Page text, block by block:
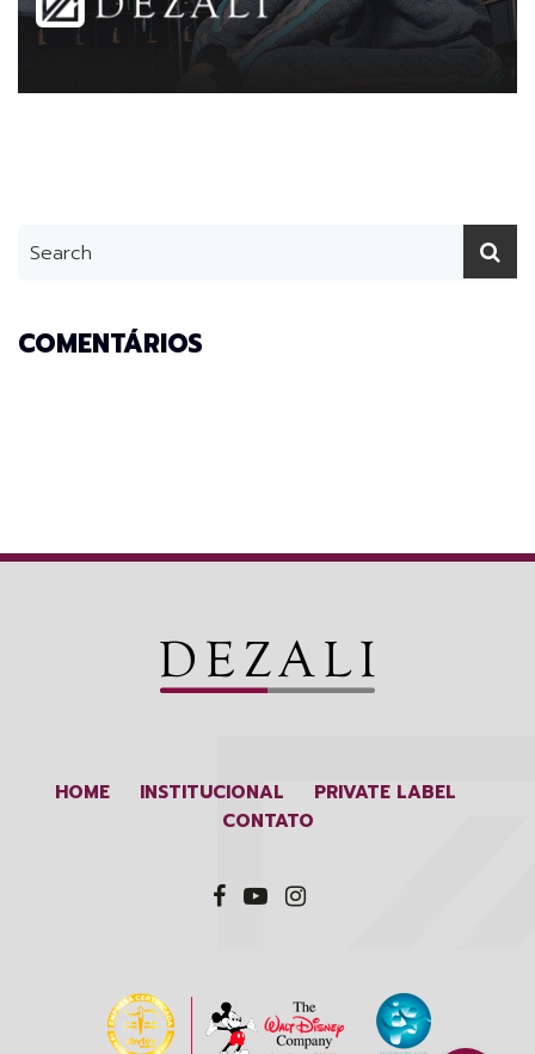
COMENTÁRIOS
HOME INSTITUCIONAL
PRIVATE LABEL
CONTATO